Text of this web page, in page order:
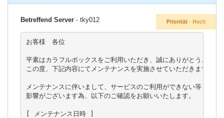
b
l
Priorität - Hoch
Betreffend Server - tky012
お客様　各位
平素はカラフルボックスをご利用いただき、誠にありがとうござい
この度、下記内容にてメンテナンスを実施させていただきます。
メンテナンスに伴いまして、サービスのご利用ができない等
影響がございます為、以下のご確認をお願いいたします。
[ メンテナンス日時 ]